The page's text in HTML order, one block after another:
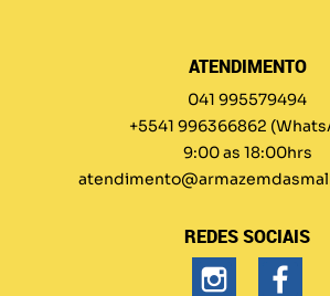
ATENDIMENTO
041 995579494
+5541 996366862
9:00 as 18:00hrs
REDES SOCIAIS